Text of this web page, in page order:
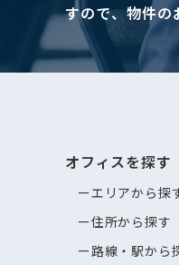
すので、物件の
オフィスを探す
エリアから探
住所から探す
路線・駅から